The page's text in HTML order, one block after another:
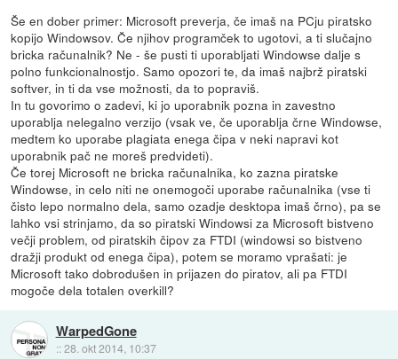
Še en dober primer: Microsoft preverja, če imaš na PCju piratsko
kopijo Windowsov. Če njihov programček to ugotovi, a ti slučajno
bricka računalnik? Ne - še pusti ti uporabljati Windowse dalje s
polno funkcionalnostjo. Samo opozori te, da imaš najbrž piratski
softver, in ti da vse možnosti, da to popraviš.
In tu govorimo o zadevi, ki jo uporabnik pozna in zavestno
uporablja nelegalno verzijo (vsak ve, če uporablja črne Windowse,
medtem ko uporabe plagiata enega čipa v neki napravi kot
uporabnik pač ne moreš predvideti).
Če torej Microsoft ne bricka računalnika, ko zazna piratske
Windowse, in celo niti ne onemogoči uporabe računalnika (vse ti
čisto lepo normalno dela, samo ozadje desktopa imaš črno), pa se
lahko vsi strinjamo, da so piratski Windowsi za Microsoft bistveno
večji problem, od piratskih čipov za FTDI (windowsi so bistveno
dražji produkt od enega čipa), potem se moramo vprašati: je
Microsoft tako dobrodušen in prijazen do piratov, ali pa FTDI
mogoče dela totalen overkill?
WarpedGone
::28. okt 2014, 10:37